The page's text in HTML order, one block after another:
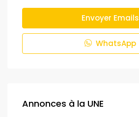
Envoyer Emails
WhatsApp
Annonces à la UNE